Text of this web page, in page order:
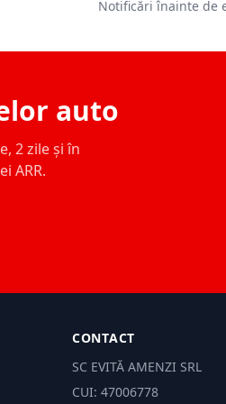
Notificări înainte de
auto
2 zile și în
ARR.
CONTACT
SC EVITĂ AMENZI SRL
CUI: 47006778